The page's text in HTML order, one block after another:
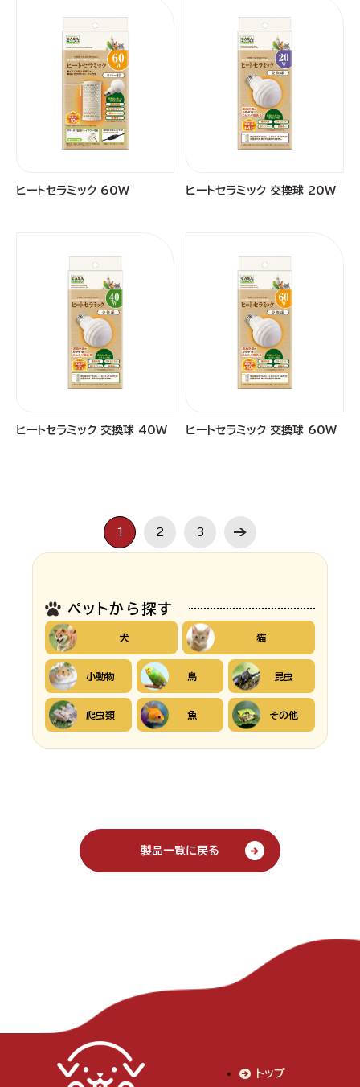
ヒートセラミック 60W ヒートセラミック 交換球 20W
ヒートセラミック 交換球 40W ヒートセラミック 交換球 60W
1 2 3
ペットから探す
犬 猫
小動物 鳥 昆虫
爬虫類 魚 その他
製品一覧に戻る
トップ